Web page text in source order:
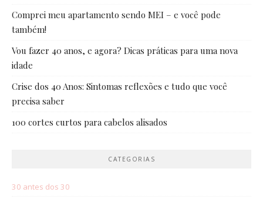
Comprei meu apartamento sendo MEI – e você pode
também!
Vou fazer 40 anos, e agora? Dicas práticas para uma nova
idade
Crise dos 40 Anos: Sintomas reflexões e tudo que você
precisa saber
100 cortes curtos para cabelos alisados
CATEGORIAS
30 antes dos 30